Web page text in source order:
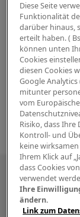
Diese Seite
Funktionalität
darüber hinaus,
erteilt haben. (
können unten
Cookies
diesen Cookies
Google
mitunter
vom
Risiko, dass
Kontroll- und
keine
Ihrem Klick auf
dass Cookies
verwendet
Ihre
ändern.
Link zum